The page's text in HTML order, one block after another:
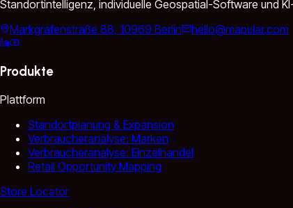
Standortintelligenz, individuelle Geospatial-Software und
Markgrafenstraße 88, 10969 Berlin
hello@mapular.com
Produkte
Plattform
Standortplanung & Expansion
Verbraucheranalyse: Marken
Verbraucheranalyse: Einzelhandel
Retail Opportunity Mapping
Store Locator